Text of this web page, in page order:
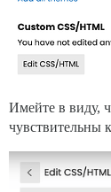
Имейте в виду,
чувствительны